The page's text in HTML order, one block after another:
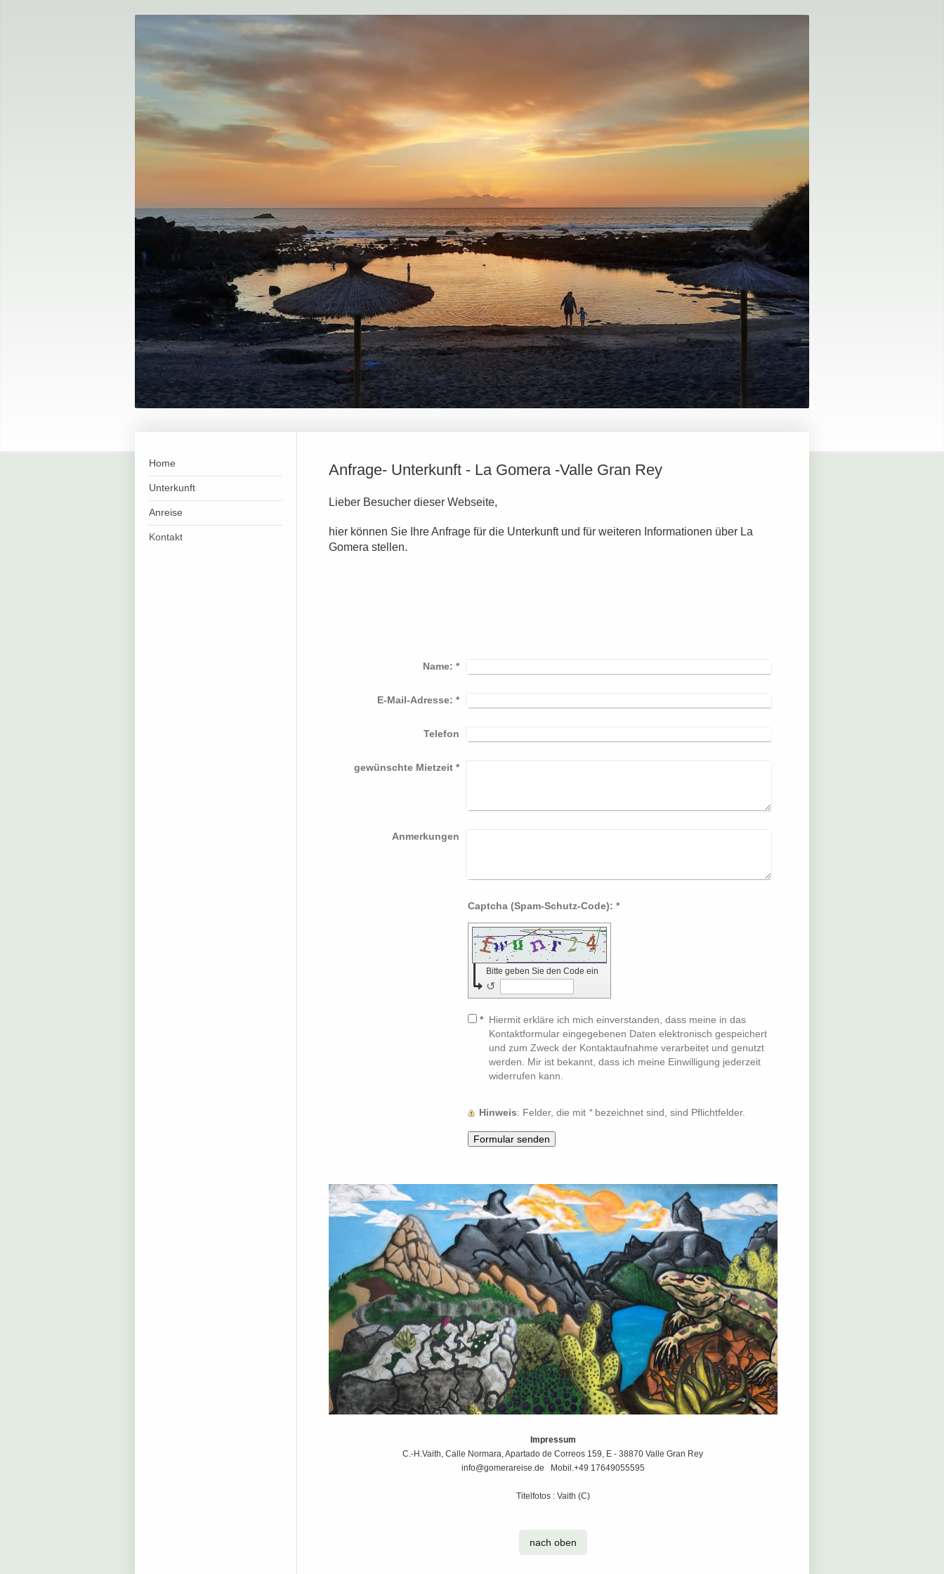
Home
Unterkunft
Anreise
Kontakt
Anfrage- Unterkunft - La Gomera -Valle Gran Rey
Lieber Besucher dieser Webseite,
hier können Sie Ihre Anfrage für die Unterkunft und für weiteren Informationen über La
Gomera stellen.
Name: *
E-Mail-Adresse: *
Telefon
gewünschte Mietzeit*
Anmerkungen
Captcha (Spam-Schutz-Code): *
Bitte geben Sie den Code ein
↺
* Hiermit erkläre ich mich einverstanden, dass meine in das
Kontaktformular eingegebenen Daten elektronisch gespeichert
und zum Zweck der Kontaktaufnahme verarbeitet und genutzt
werden. Mir ist bekannt, dass ich meine Einwilligung jederzeit
widerrufen kann.
Hinweis : Felder, die mit *bezeichnet sind, sind Pflichtfelder.
Impressum
C.-H.Vaith, Calle Normara, Apartado de Correos 159, E - 38870 Valle Gran Rey
info@gomerareise.de Mobil.+49 17649055595
Titelfotos : Vaith (C)
nach oben